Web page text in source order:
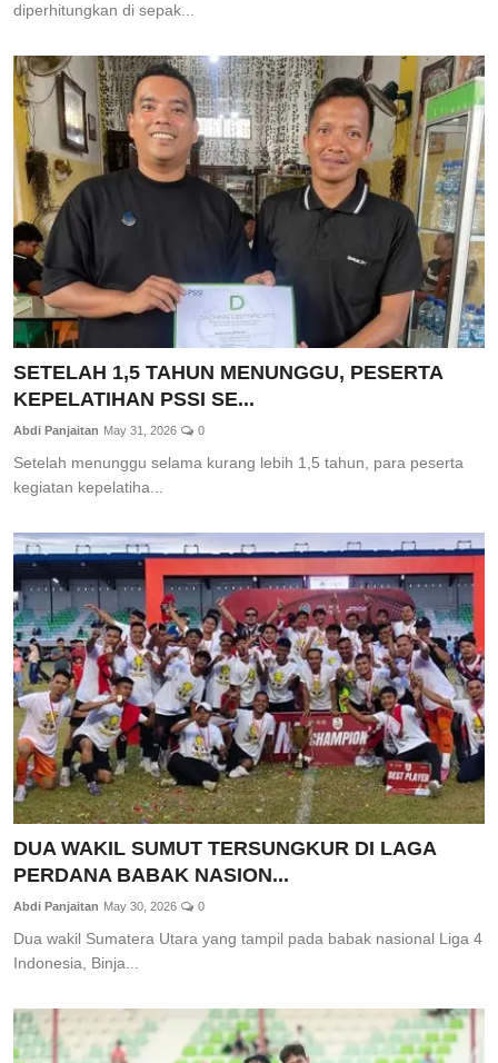
diperhitungkan di sepak...
SETELAH 1,5 TAHUN MENUNGGU, PESERTA
KEPELATIHAN PSSI SE...
Abdi Panjaitan May 31, 2026 0
Setelah menunggu selama kurang lebih 1,5 tahun, para peserta
kegiatan kepelatiha...
DUA WAKIL SUMUT TERSUNGKUR DI LAGA
PERDANA BABAK NASION...
Abdi Panjaitan May 30, 2026 0
Dua wakil Sumatera Utara yang tampil pada babak nasional Liga 4
Indonesia, Binja...